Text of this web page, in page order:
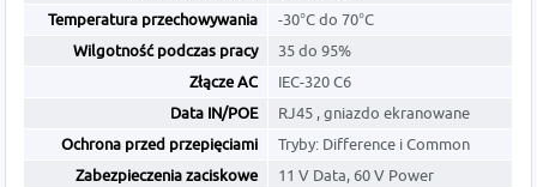
Temperatura przechowywania
-30°C do 70°C
Wilgotność podczas pracy
35 do 95%
Złącze AC
IEC-320 C6
Data IN/POE
RJ45 , gniazdo ekranowane
Ochrona przed przepięciami
Tryby: Difference i Common
Zabezpieczenia zaciskowe
11 V Data, 60 V Power